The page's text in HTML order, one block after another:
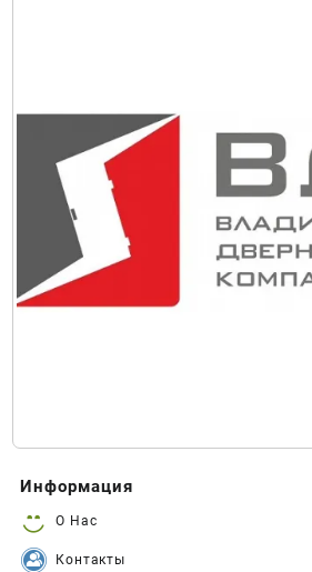
Информация
О Нас
Контакты